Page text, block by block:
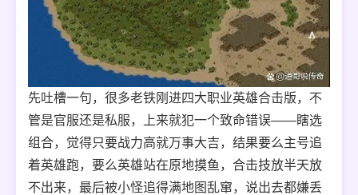
先吐槽一句，很多老铁刚进四大职业英雄合击版，不
管是官服还是私服，上来就犯一个致命错误——瞎选
组合，觉得只要战力高就万事大吉，结果要么主号追
着英雄跑，要么英雄站在原地摸鱼，合击技放半天放
不出来，最后被小怪追得满地图乱窜，说出去都嫌丢